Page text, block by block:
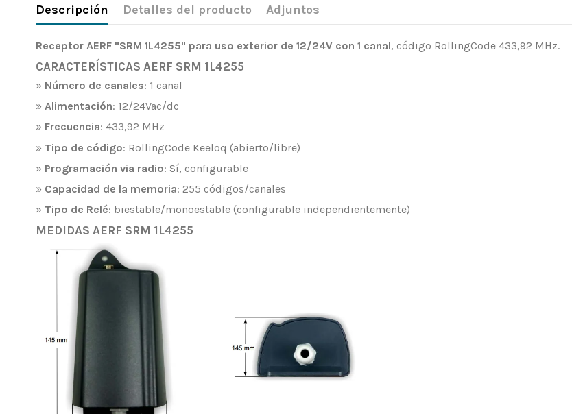
Descripción Detalles del producto Adjuntos
Receptor AERF "SRM 1L4255" para uso exterior de 12/24V con 1 canal, código RollingCode 433,92 MHz.
CARACTERÍSTICAS AERF SRM 1L4255
» Número de canales: 1 canal
» Alimentación: 12/24Vac/dc
» Frecuencia: 433,92 MHz
» Tipo de código: RollingCode Keeloq (abierto/libre)
» Programación via radio: Sí, configurable
» Capacidad de la memoria: 255 códigos/canales
» Tipo de Relé: biestable/monoestable (configurable independientemente)
MEDIDAS AERF SRM 1L4255